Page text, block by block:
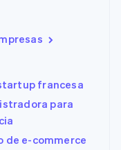
francesa
para
de e-commerce